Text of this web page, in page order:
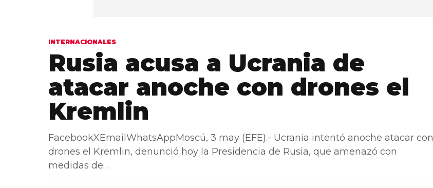
INTERNACIONALES
Rusia acusa a Ucrania de
atacar anoche con drones el
Kremlin
FacebookXEmailWhatsAppMoscú, 3 may (EFE).- Ucrania intentó anoche atacar con
drones el Kremlin, denunció hoy la Presidencia de Rusia, que amenazó con
medidas de…